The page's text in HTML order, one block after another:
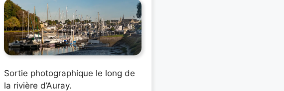
Sortie photographique le long de
la rivière d’Auray.